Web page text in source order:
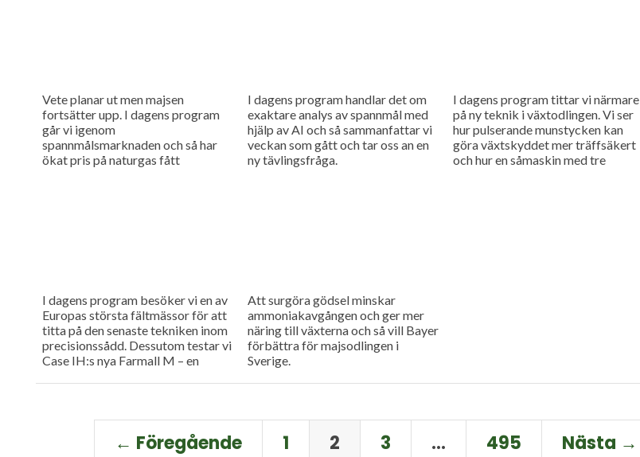
Vete planar ut men majsen
fortsätter upp. I dagens program
går vi igenom
spannmålsmarknaden och så har
ökat pris på naturgas fått
I dagens program handlar det om
exaktare analys av spannmål med
hjälp av AI och så sammanfattar vi
veckan som gått och tar oss an en
ny tävlingsfråga.
I dagens program tittar vi närmare
på ny teknik i växtodlingen. Vi ser
hur pulserande munstycken kan
göra växtskyddet mer träffsäkert
och hur en såmaskin med tre
I dagens program besöker vi en av
Europas största fältmässor för att
titta på den senaste tekniken inom
precisionssådd. Dessutom testar vi
Case IH:s nya Farmall M – en
Att surgöra gödsel minskar
ammoniakavgången och ger mer
näring till växterna och så vill Bayer
förbättra för majsodlingen i
Sverige.
← Föregående 1 2 3 … 495 Nästa →